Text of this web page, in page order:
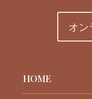
オ
HOME